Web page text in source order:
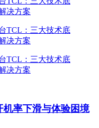
机率下滑与体验困境